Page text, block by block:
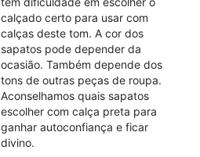
calçado certo para usar com
calças deste tom. A cor dos
sapatos pode depender da
ocasião. Também depende dos
tons de outras peças de roupa.
Aconselhamos quais sapatos
escolher com calça preta para
ganhar autoconfiança e ficar
divino.